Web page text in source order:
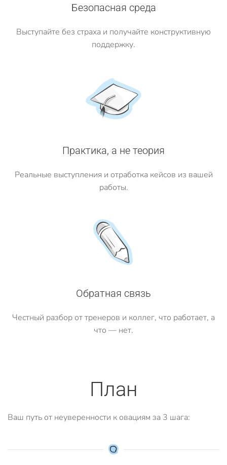
Безопасная среда
Выступайте без страха и получайте конструктивную
поддержку.
Практика, а не теория
Реальные выступления и отработка кейсов из вашей
работы.
Обратная связь
Честный разбор от тренеров и коллег, что работает, а
что — нет.
План
Ваш путь от неуверенности к овациям за 3 шага: